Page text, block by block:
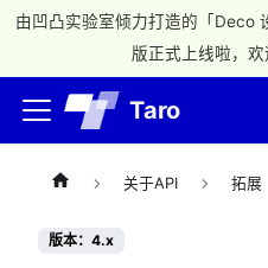
由凹凸实验室倾力打造的「Deco
版正式上线啦，欢
Taro
关于API 拓展
版本：4.x